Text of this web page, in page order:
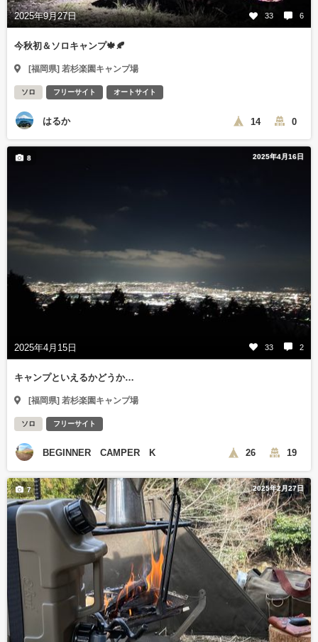
2025年9月27日 33 6
今秋初＆ソロキャンプ🍁🍂
[福岡県] 若杉楽園キャンプ場
ソロ フリーサイト オートサイト
はるか 14 0
2025年4月16日
2025年4月15日 33 2
8
キャンプといえるかどうか…
[福岡県] 若杉楽園キャンプ場
ソロ フリーサイト
BEGINNER CAMPER K 26 19
2025年2月27日
7